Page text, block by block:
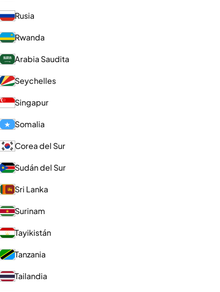
Rusia
Rwanda
Arabia Saudita
Seychelles
Singapur
Somalia
Corea del Sur
Sudán del Sur
Sri Lanka
Surinam
Tayikistán
Tanzania
Tailandia